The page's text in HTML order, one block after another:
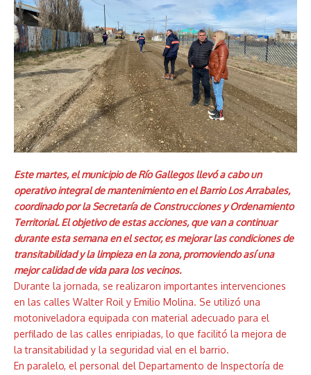
Este martes, el municipio de Río Gallegos llevó a cabo un
operativo integral de mantenimiento en el Barrio Los Arrabales,
coordinado por la Secretaría de Construcciones y Ordenamiento
Territorial. El objetivo de estas acciones, que van a continuar
durante esta semana en el sector, es mejorar las condiciones de
transitabilidad y la limpieza en la zona, promoviendo así una
mejor calidad de vida para los vecinos.
Durante la jornada, se realizaron importantes intervenciones
en las calles Walter Roil y Emilio Molina. Se utilizó una
motoniveladora equipada con material adecuado para el
perfilado de las calles enripiadas, lo que facilitó la mejora de
la transitabilidad y la seguridad vial en el barrio.
En paralelo, el personal del Departamento de Inspectoría de